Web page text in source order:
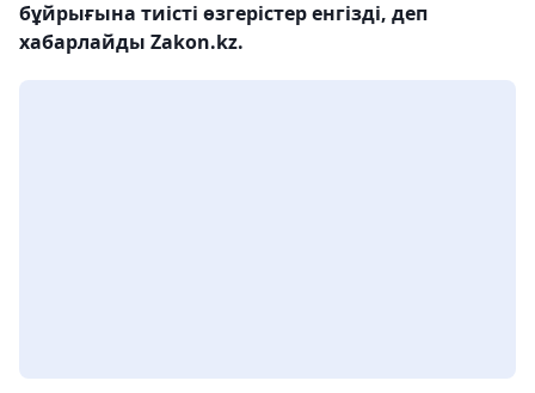
бұйрығына тиісті өзгерістер енгізді, деп
хабарлайды Zakon.kz.